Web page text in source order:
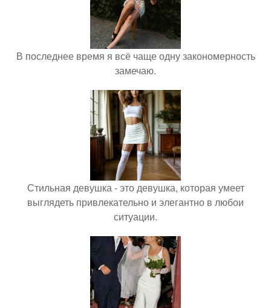
В последнее время я всё чаще одну закономерность
замечаю.
Стильная девушка - это девушка, которая умеет
выглядеть привлекательно и элегантно в любои
ситуации.